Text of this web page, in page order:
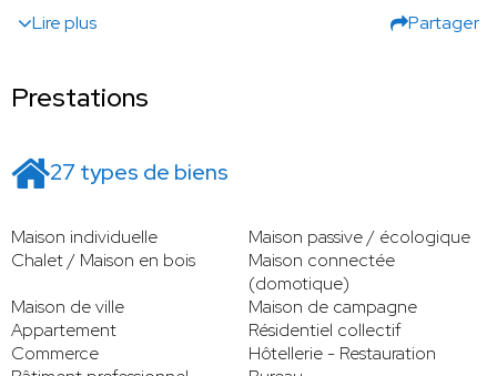
Lire plus
Partager
Prestations
27 types de biens
Maison individuelle
Maison passive / écologique
Chalet / Maison en bois
Maison connectée
(domotique)
Maison de ville
Maison de campagne
Appartement
Résidentiel collectif
Commerce
Hôtellerie - Restauration